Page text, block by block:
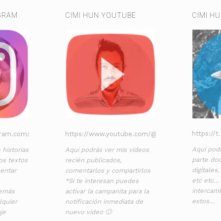
cimihunrc/
historias
textos
CIMI HUN YOUTUBE
https://www.youtube.com/@cimihunrc
Aquí podrás ver mis videos
recién publicados,
comentarlos y compartirlos
*Si te interesan puedes
activar la campanita para la
notificación inmediata de
nuevo vídeo 🙂
CIMI
https://
Aquí
parte
etc etc…
estos…